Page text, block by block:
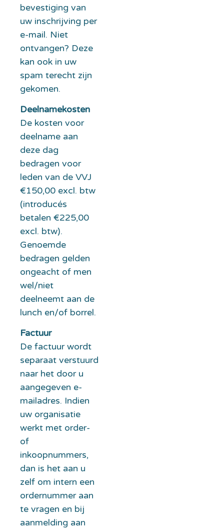
bevestiging van
uw inschrijving per
e-mail. Niet
ontvangen? Deze
kan ook in uw
spam terecht zijn
gekomen.
Deelnamekosten
De kosten voor
deelname aan
deze dag
bedragen voor
leden van de VVJ
€150,00 excl. btw
(introducés
betalen €225,00
excl. btw).
Genoemde
bedragen gelden
ongeacht of men
wel/niet
deelneemt aan de
lunch en/of borrel.
Factuur
De factuur wordt
separaat verstuurd
naar het door u
aangegeven e-
mailadres. Indien
uw organisatie
werkt met order-
of
inkoopnummers,
dan is het aan u
zelf om intern een
ordernummer aan
te vragen en bij
aanmelding aan